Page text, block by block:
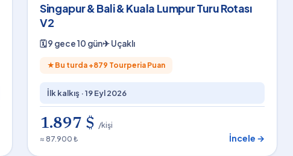
Singapur & Bali & Kuala Lumpur Turu Rotası
V2
🗓9 gece 10 gün✈Uçaklı
★ Bu turda +879 Tourperia Puan
İlk kalkış ·19 Eyl 2026
1.897 $ /kişi
≈ 87.900 ₺
İncele →